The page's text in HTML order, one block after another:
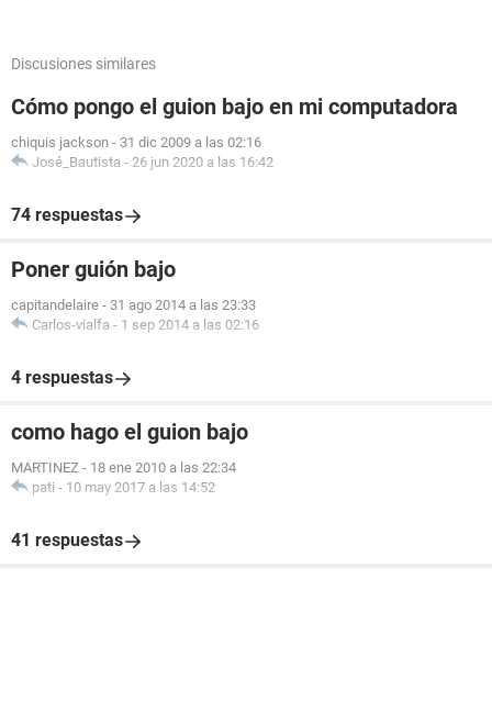
Discusiones similares
Cómo pongo el guion bajo en mi computadora
chiquis jackson - 31 dic 2009 a las 02:16
José_Bautista - 26 jun 2020 a las 16:42
74 respuestas
Poner guión bajo
capitandelaire - 31 ago 2014 a las 23:33
Carlos-vialfa - 1 sep 2014 a las 02:16
4 respuestas
como hago el guion bajo
MARTINEZ - 18 ene 2010 a las 22:34
pati - 10 may 2017 a las 14:52
41 respuestas